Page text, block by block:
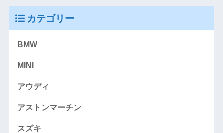
カテゴリー
BMW
MINI
アウディ
アストンマーチン
スズキ